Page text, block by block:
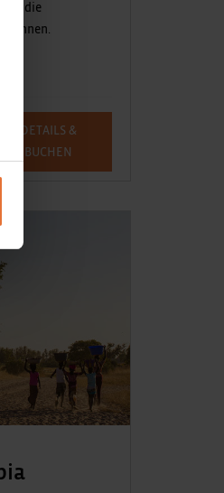
die
kennen.
DETAILS &
BUCHEN